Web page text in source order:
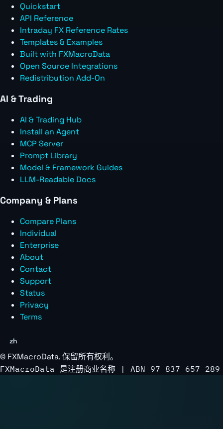
Quickstart
API Reference
Intraday FX Reference Rates
Templates & Examples
Built with FXMacroData
Open Source Integrations
Redistribution Add-On
AI & Trading
AI & Trading Hub
Install an Agent
MCP Server
Prompt Library
Model & Framework Guides
LLM-Readable Docs
Company & Plans
Compare Plans
Individual
Enterprise
About
Contact
Support
Status
Privacy
Terms
zh
© FXMacroData. 保留所有权利。
FXMacroData 是注册商业名称 | ABN 97 837 657 289